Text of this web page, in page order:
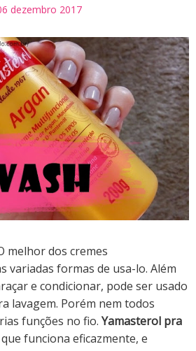
dezembro 2017
melhor dos cremes
variadas formas de usa-lo. Além
e condicionar, pode ser usado
lavagem. Porém nem todos
funções no fio. Yamasterol pra
funciona eficazmente, e